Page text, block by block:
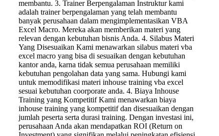
membantu. 3. Trainer Berpengalaman Instruktur kami
adalah trainer berpengalaman yang telah membantu
banyak perusahaan dalam mengimplementasikan VBA
Excel Macro. Mereka akan memberikan materi yang
relevan dengan kebutuhan bisnis Anda. 4. Silabus Materi
Yang Disesuaikan Kami menawarkan silabus materi vba
excel macro yang bisa di sesuaikan dengan kebutuhan
kantor anda, karna tidak semua perusahaan memiliki
kebutuhan pengolahan data yang sama. Hubungi kami
untuk memodifikasi materi inhouse training vba excel
sesuai kebutuhan coorporate anda. 4. Biaya Inhouse
Training yang Kompetitif Kami menawarkan biaya
inhouse training yang kompetitif dan disesuaikan dengan
jumlah peserta serta durasi training. Dengan investasi ini,
perusahaan Anda akan mendapatkan ROI (Return on